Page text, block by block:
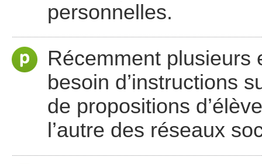
personnelles.
Récemment plusieurs
besoin d’instructions
de propositions
l’autre des réseaux